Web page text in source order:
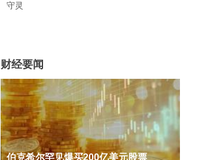
守灵
财经要闻
伯克希尔罕见爆买200亿美元股票